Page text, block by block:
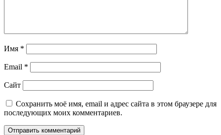
Имя *
Email *
Сайт
Сохранить моё имя, email и адрес сайта в этом браузере для
последующих моих комментариев.